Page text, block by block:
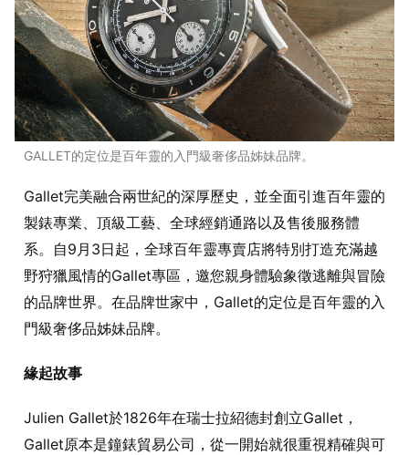
GALLET的定位是百年靈的入門級奢侈品姊妹品牌。
Gallet完美融合兩世紀的深厚歷史，並全面引進百年靈的
製錶專業、頂級工藝、全球經銷通路以及售後服務體
系。自9月3日起，全球百年靈專賣店將特別打造充滿越
野狩獵風情的Gallet專區，邀您親身體驗象徵逃離與冒險
的品牌世界。在品牌世家中，Gallet的定位是百年靈的入
門級奢侈品姊妹品牌。
緣起故事
Julien Gallet於1826年在瑞士拉紹德封創立Gallet，
Gallet原本是鐘錶貿易公司，從一開始就很重視精確與可